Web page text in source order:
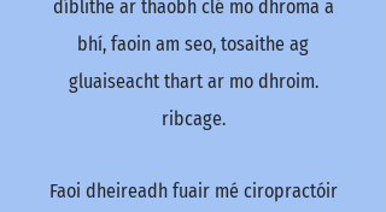
díblithe ar thaobh clé mo dhroma a
bhí, faoin am seo, tosaithe ag
gluaiseacht thart ar mo dhroim.
ribcage.
Faoi dheireadh fuair mé ciropractóir